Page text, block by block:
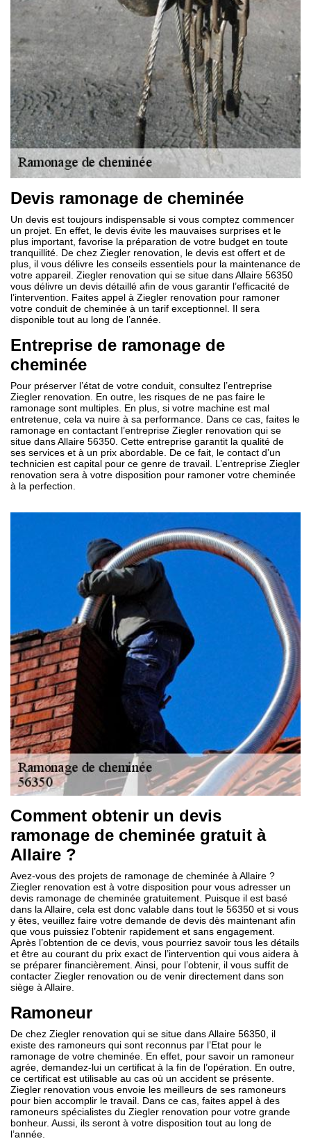
Devis ramonage de cheminée
Un devis est toujours indispensable si vous comptez commencer
un projet. En effet, le devis évite les mauvaises surprises et le
plus important, favorise la préparation de votre budget en toute
tranquillité. De chez Ziegler renovation, le devis est offert et de
plus, il vous délivre les conseils essentiels pour la maintenance de
votre appareil. Ziegler renovation qui se situe dans Allaire 56350
vous délivre un devis détaillé afin de vous garantir l’efficacité de
l’intervention. Faites appel à Ziegler renovation pour ramoner
votre conduit de cheminée à un tarif exceptionnel. Il sera
disponible tout au long de l’année.
Entreprise de ramonage de
cheminée
Pour préserver l’état de votre conduit, consultez l’entreprise
Ziegler renovation. En outre, les risques de ne pas faire le
ramonage sont multiples. En plus, si votre machine est mal
entretenue, cela va nuire à sa performance. Dans ce cas, faites le
ramonage en contactant l’entreprise Ziegler renovation qui se
situe dans Allaire 56350. Cette entreprise garantit la qualité de
ses services et à un prix abordable. De ce fait, le contact d’un
technicien est capital pour ce genre de travail. L’entreprise Ziegler
renovation sera à votre disposition pour ramoner votre cheminée
à la perfection.
Comment obtenir un devis
ramonage de cheminée gratuit à
Allaire ?
Avez-vous des projets de ramonage de cheminée à Allaire ?
Ziegler renovation est à votre disposition pour vous adresser un
devis ramonage de cheminée gratuitement. Puisque il est basé
dans la Allaire, cela est donc valable dans tout le 56350 et si vous
y êtes, veuillez faire votre demande de devis dès maintenant afin
que vous puissiez l’obtenir rapidement et sans engagement.
Après l’obtention de ce devis, vous pourriez savoir tous les détails
et être au courant du prix exact de l’intervention qui vous aidera à
se préparer financièrement. Ainsi, pour l’obtenir, il vous suffit de
contacter Ziegler renovation ou de venir directement dans son
siège à Allaire.
Ramoneur
De chez Ziegler renovation qui se situe dans Allaire 56350, il
existe des ramoneurs qui sont reconnus par l’Etat pour le
ramonage de votre cheminée. En effet, pour savoir un ramoneur
agrée, demandez-lui un certificat à la fin de l’opération. En outre,
ce certificat est utilisable au cas où un accident se présente.
Ziegler renovation vous envoie les meilleurs de ses ramoneurs
pour bien accomplir le travail. Dans ce cas, faites appel à des
ramoneurs spécialistes du Ziegler renovation pour votre grande
bonheur. Aussi, ils seront à votre disposition tout au long de
l’année.